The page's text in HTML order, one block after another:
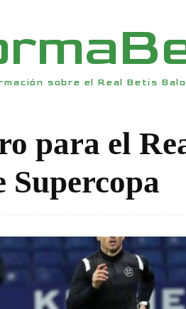
sobre el Real Betis
para el
Supercopa